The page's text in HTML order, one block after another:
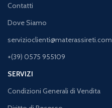
Contatti
Dove Siamo
servizioclienti@materassireti.com
+(39) 0575 955109
SERVIZI
Condizioni Generali di Vendita